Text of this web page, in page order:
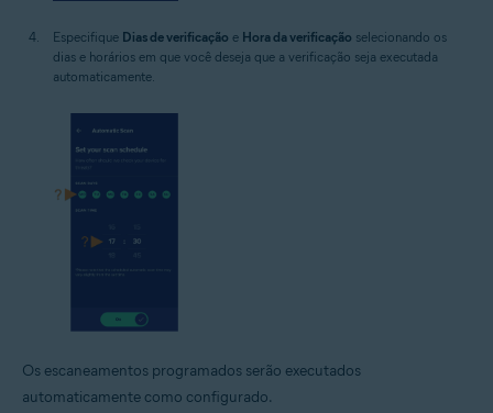
Especifique Dias de verificação e Hora da verificação selecionando os
dias e horários em que você deseja que a verificação seja executada
automaticamente.
Os escaneamentos programados serão executados
automaticamente como configurado.